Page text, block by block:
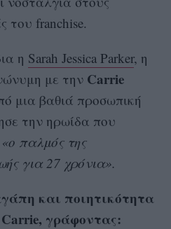
του franchise.
η Sarah Jessica Parker, η
με την Carrie
μια βαθιά προσωπική
την ηρωίδα που
«ο παλμός της
για 27 χρόνια».
και ποιητικότητα
γράφοντας: